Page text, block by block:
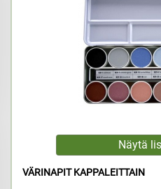
VÄRINAPIT KAPPALEITTAIN